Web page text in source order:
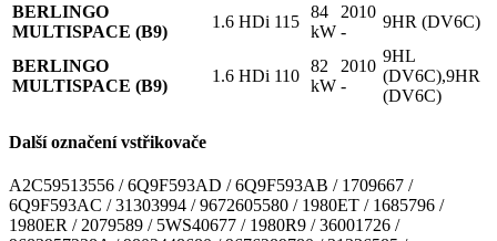
BERLINGO
MULTISPACE (B9)
1.6 HDi 115
84
kW
2010
-
9HR (DV6C)
BERLINGO
MULTISPACE (B9)
1.6 HDi 110
82
kW
2010
-
9HL
(DV6C),9HR
(DV6C)
Další označení vstřikovače
A2C59513556 / 6Q9F593AD / 6Q9F593AB / 1709667 /
6Q9F593AC / 31303994 / 9672605580 / 1980ET / 1685796 /
1980ER / 2079589 / 5WS40677 / 1980R9 / 36001726 /